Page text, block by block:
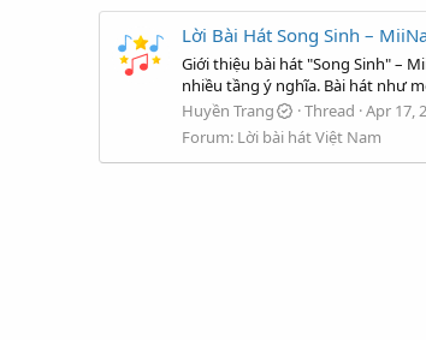
Lời Bài Hát Song Sinh –
Giới thiệu bài hát "Song Sinh" –
nhiều tầng ý nghĩa. Bài hát như
Huyền Trang
Thread Apr 17,
Forum: Lời bài hát Việt Nam